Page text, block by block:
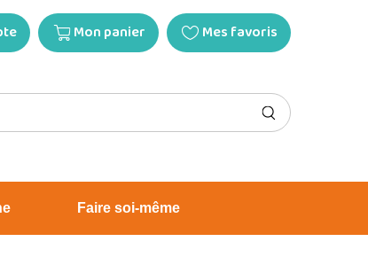
Mon panier Mes favoris
Faire soi-même